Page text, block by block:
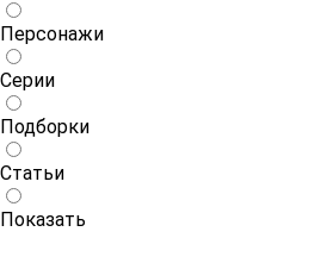
Персонажи
Серии
Подборки
Статьи
Показать